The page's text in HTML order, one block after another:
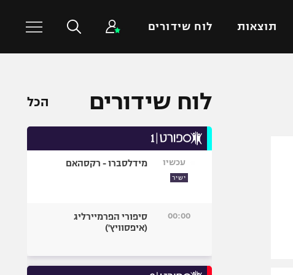
תוצאות לוח שידורים
כדורסל עולמי
כדורעף
ספורט אולימפי
היאבקות WWE
לוח שידורים הכל
עכשיו
ישיר
מידלסברו - רקסהאם
00:00
סיפורי הפרמיירליג
(איפסוויץ')